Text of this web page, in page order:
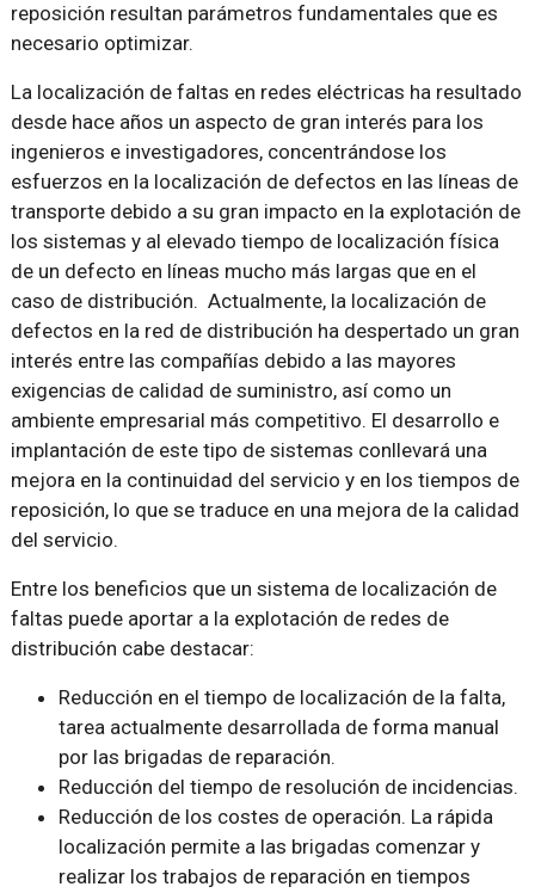
reposición resultan parámetros fundamentales que es
necesario optimizar.
La localización de faltas en redes eléctricas ha resultado
desde hace años un aspecto de gran interés para los
ingenieros e investigadores, concentrándose los
esfuerzos en la localización de defectos en las líneas de
transporte debido a su gran impacto en la explotación de
los sistemas y al elevado tiempo de localización física
de un defecto en líneas mucho más largas que en el
caso de distribución. Actualmente, la localización de
defectos en la red de distribución ha despertado un gran
interés entre las compañías debido a las mayores
exigencias de calidad de suministro, así como un
ambiente empresarial más competitivo. El desarrollo e
implantación de este tipo de sistemas conllevará una
mejora en la continuidad del servicio y en los tiempos de
reposición, lo que se traduce en una mejora de la calidad
del servicio.
Entre los beneficios que un sistema de localización de
faltas puede aportar a la explotación de redes de
distribución cabe destacar:
Reducción en el tiempo de localización de la falta,
tarea actualmente desarrollada de forma manual
por las brigadas de reparación.
Reducción del tiempo de resolución de incidencias.
Reducción de los costes de operación. La rápida
localización permite a las brigadas comenzar y
realizar los trabajos de reparación en tiempos